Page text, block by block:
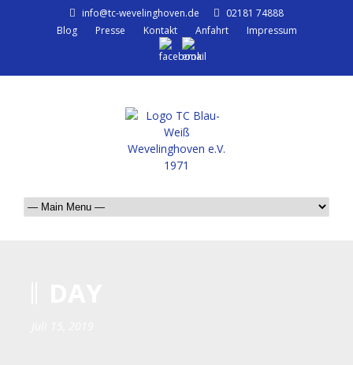
info@tc-wevelinghoven.de
02181 74888
Blog
Presse Kontakt Anfahrt Impressum